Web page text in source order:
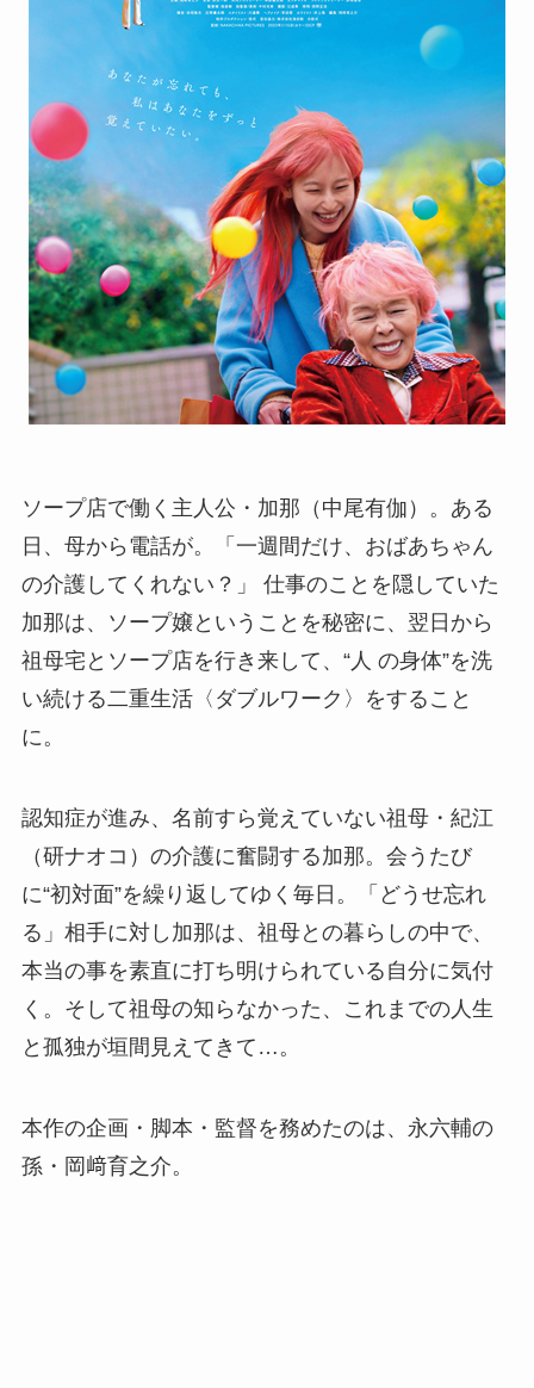
ソープ店で働く主人公・加那（中尾有伽）。ある
日、母から電話が。「一週間だけ、おばあちゃん
の介護してくれない？」 仕事のことを隠していた
加那は、ソープ嬢ということを秘密に、翌日から
祖母宅とソープ店を行き来して、“人 の身体”を洗
い続ける二重生活〈ダブルワーク〉をすること
に。
認知症が進み、名前すら覚えていない祖母・紀江
（研ナオコ）の介護に奮闘する加那。会うたび
に“初対面”を繰り返してゆく毎日。「どうせ忘れ
る」相手に対し加那は、祖母との暮らしの中で、
本当の事を素直に打ち明けられている自分に気付
く。そして祖母の知らなかった、これまでの人生
と孤独が垣間見えてきて…。
本作の企画・脚本・監督を務めたのは、永六輔の
孫・岡﨑育之介。